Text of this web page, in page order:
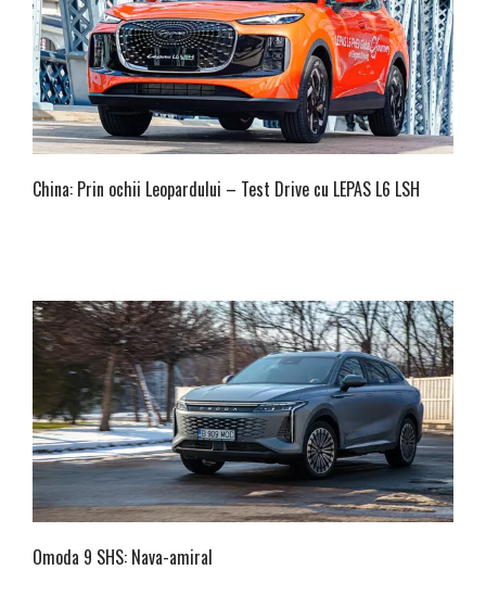
China: Prin ochii Leopardului – Test Drive cu LEPAS L6 LSH
Omoda 9 SHS: Nava-amiral